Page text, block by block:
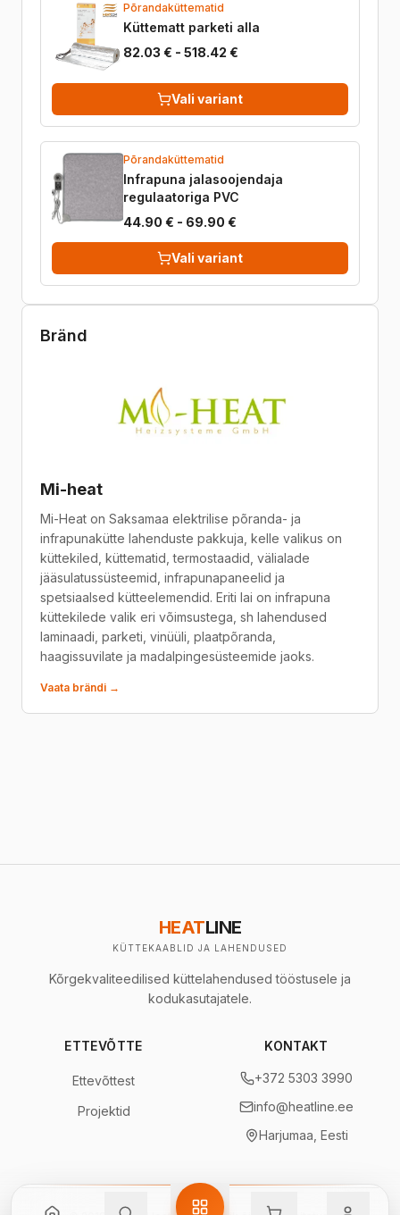
Põrandaküttematid
Küttematt parketi alla
82.03 € - 518.42 €
Vali variant
Põrandaküttematid
Infrapuna jalasoojendaja
regulaatoriga PVC
44.90 € - 69.90 €
Vali variant
Bränd
Mi-heat
Mi-Heat on Saksamaa elektrilise põranda- ja
infrapunakütte lahenduste pakkuja, kelle valikus on
küttekiled, küttematid, termostaadid, välialade
jääsulatussüsteemid, infrapunapaneelid ja
spetsiaalsed kütteelemendid. Eriti lai on infrapuna
küttekilede valik eri võimsustega, sh lahendused
laminaadi, parketi, vinüüli, plaatpõranda,
haagissuvilate ja madalpingesüsteemide jaoks.
Vaata brändi →
HEATLINE
KÜTTEKAABLID JA LAHENDUSED
Kõrgekvaliteedilised küttelahendused tööstusele ja
kodukasutajatele.
ETTEVÕTTE
Ettevõttest
Projektid
KONTAKT
+372 5303 3990
info@heatline.ee
Harjumaa, Eesti